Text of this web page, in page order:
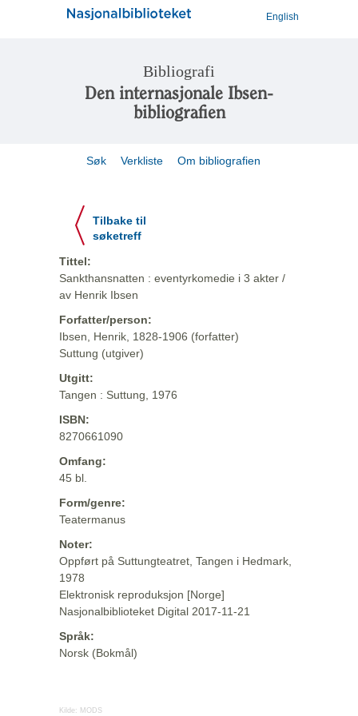
English
Bibliografi
Den internasjonale Ibsen-
bibliografien
Søk Verkliste Om bibliografien
Tilbake til
søketreff
Tittel:
Sankthansnatten : eventyrkomedie i 3 akter /
av Henrik Ibsen
Forfatter/person:
Ibsen, Henrik, 1828-1906 (forfatter)
Suttung (utgiver)
Utgitt:
Tangen : Suttung, 1976
ISBN:
8270661090
Omfang:
45 bl.
Form/genre:
Teatermanus
Noter:
Oppført på Suttungteatret, Tangen i Hedmark,
1978
Elektronisk reproduksjon [Norge]
Nasjonalbiblioteket Digital 2017-11-21
Språk:
Norsk (Bokmål)
Kilde: MODS